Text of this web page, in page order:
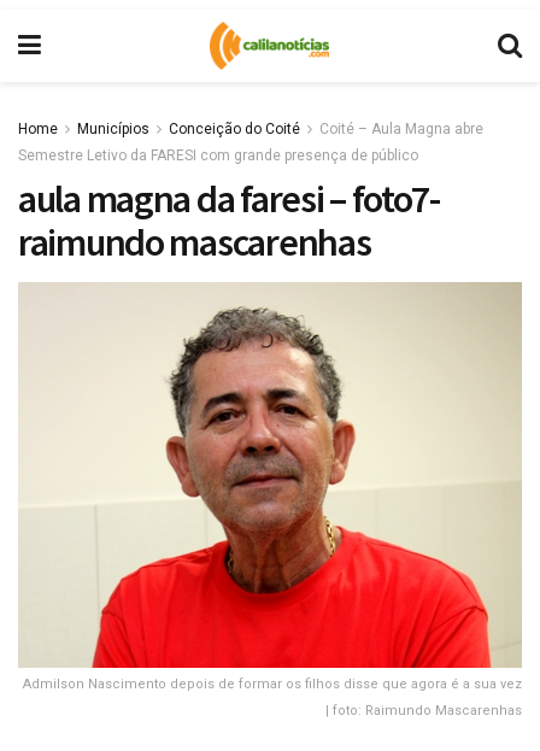
Home Municípios Conceição do Coité
Coité – Aula Magna abre
Semestre Letivo da FARESI com grande presença de público
aula magna da faresi – foto7-
raimundo mascarenhas
Admilson Nascimento depois de formar os filhos disse que agora é a sua vez
| foto: Raimundo Mascarenhas